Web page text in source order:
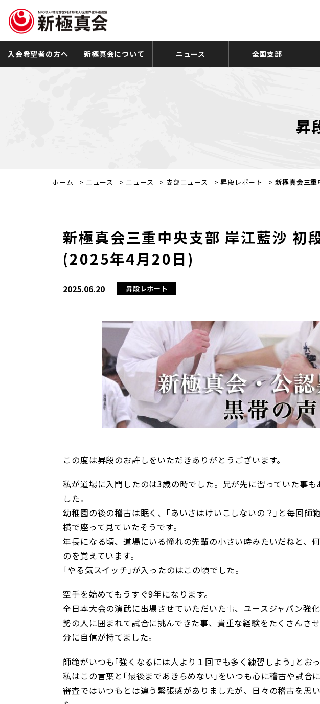
入会希望者の方へ 新極真会について ニュース 全国支部
昇
ホーム > ニュース > ニュース > 支部ニュース >昇段レポート >新極真会三
新極真会三重中央支部 岸江藍沙 初
(2025年4月20日)
2025.06.20 昇段レポート
この度は昇段のお許しをいただきありがとうございます。
私が道場に入門したのは3歳の時でした。兄が先に習っていた事
した。
幼稚園の後の稽古は眠く、｢あいさはけいこしないの？｣と毎回師
横で座って見ていたそうです。
年長になる頃、道場にいる憧れの先輩の小さい時みたいだねと、
のを覚えています。
｢やる気スイッチ｣が入ったのはこの頃でした。
空手を始めてもうすぐ9年になります。
全日本大会の演武に出場させていただいた事、ユースジャパン強
勢の人に囲まれて試合に挑んできた事、貴重な経験をたくさんさ
分に自信が持てました。
師範がいつも｢強くなるには人より１回でも多く練習しよう｣とおっ
私はこの言葉と｢最後まであきらめない｣をいつも心に稽古や試合
審査ではいつもとは違う緊張感がありましたが、日々の稽古を思